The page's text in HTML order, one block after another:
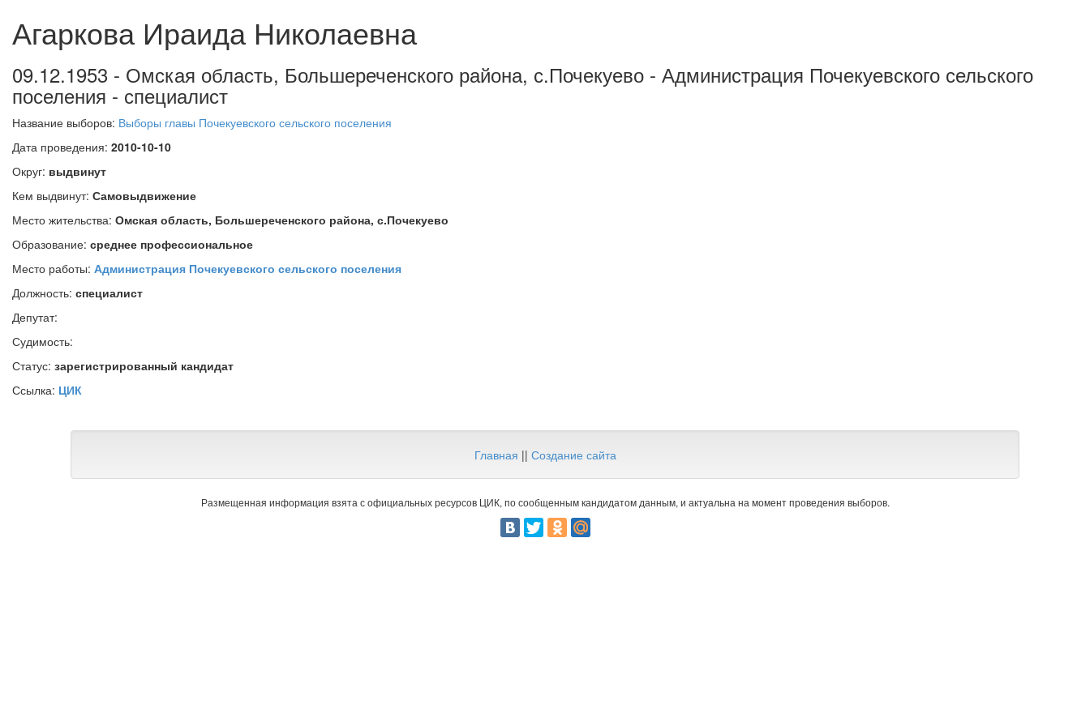
Агаркова Ираида Николаевна
09.12.1953 - Омская область, Большереченского района, с.Почекуево - Администрация Почекуевского сельского
поселения - специалист
Название выборов: Выборы главы Почекуевского сельского поселения
Дата проведения: 2010-10-10
Округ: выдвинут
Кем выдвинут: Самовыдвижение
Место жительства: Омская область, Большереченского района, с.Почекуево
Образование: среднее профессиональное
Место работы: Администрация Почекуевского сельского поселения
Должность: специалист
Депутат:
Судимость:
Статус: зарегистрированный кандидат
Ссылка: ЦИК
Главная || Создание сайта
Размещенная информация взята с официальных ресурсов ЦИК, по сообщенным кандидатом данным, и актуальна на момент проведения выборов.